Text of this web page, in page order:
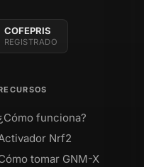
COFEPRIS
REGISTRADO
funciona?
Nrf2
tomar GNM-X